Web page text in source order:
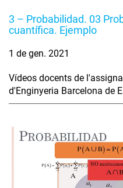
3 – Probabilidad. 03
cuantífica. Ejemplo
1 de gen. 2021
Vídeos docents de
d'Enginyeria Barcelona de